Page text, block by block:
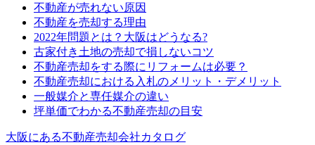
不動産が売れない原因
不動産を売却する理由
2022年問題とは？大阪はどうなる?
古家付き土地の売却で損しないコツ
不動産売却をする際にリフォームは必要？
不動産売却における入札のメリット・デメリット
一般媒介と専任媒介の違い
坪単価でわかる不動産売却の目安
大阪にある不動産売却会社カタログ